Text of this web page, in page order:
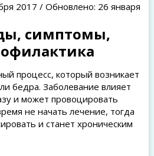
2017 / Обновлено: 26 января
симптомы,
процесс, который возникает
бедра. Заболевание влияет
и может провоцировать
не начать лечение, тогда
и станет хроническим